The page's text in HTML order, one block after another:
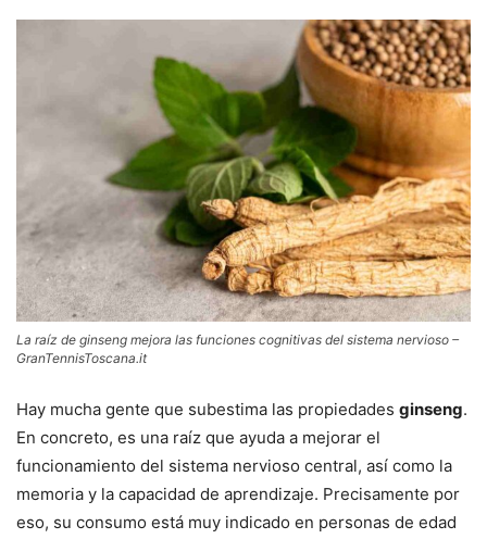
La raíz de ginseng mejora las funciones cognitivas del sistema nervioso –
GranTennisToscana.it
Hay mucha gente que subestima las propiedades ginseng.
En concreto, es una raíz que ayuda a mejorar el
funcionamiento del sistema nervioso central, así como la
memoria y la capacidad de aprendizaje. Precisamente por
eso, su consumo está muy indicado en personas de edad